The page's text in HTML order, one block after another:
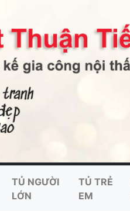
TỦ NGƯỜI
LỚN
TỦ TRẺ
EM